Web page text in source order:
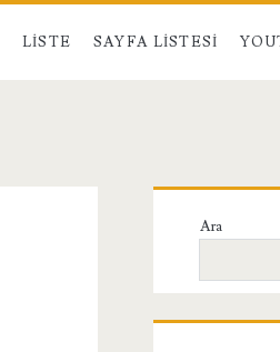
LISTE SAYFA LISTESI
Birincil
Yan
Menü
Ara